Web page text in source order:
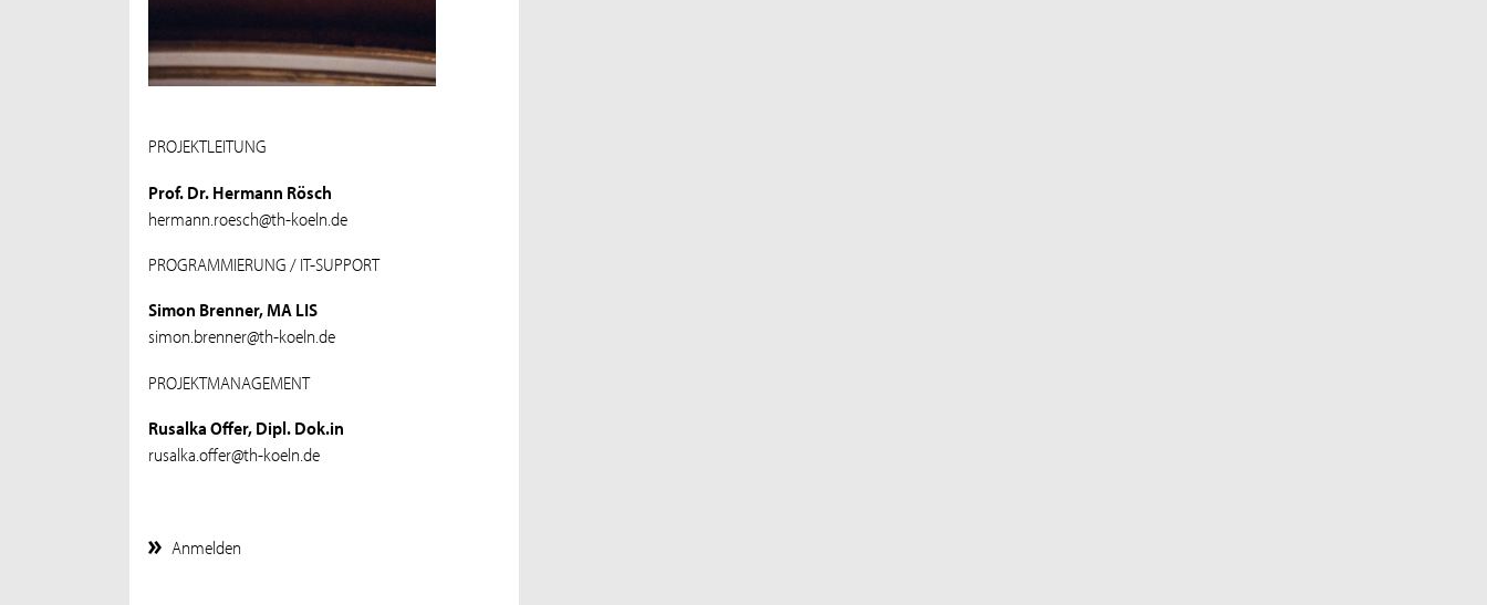
PROJEKTLEITUNG
Prof. Dr. Hermann Rösch
hermann.roesch@th-koeln.de
PROGRAMMIERUNG / IT-SUPPORT
Simon Brenner, MA LIS
simon.brenner@th-koeln.de
PROJEKTMANAGEMENT
Rusalka Offer, Dipl. Dok.in
rusalka.offer@th-koeln.de
Anmelden